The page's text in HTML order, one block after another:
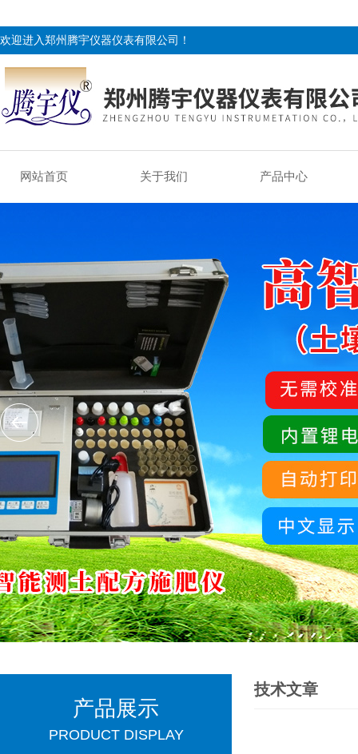
欢迎进入郑州腾宇仪器仪表有限公司！
网站首页 关于我们 产品中心
产品展示
PRODUCT DISPLAY
技术文章